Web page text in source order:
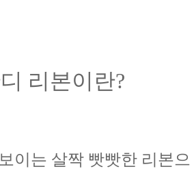
리본이란?
이는 살짝 빳빳한 리본으